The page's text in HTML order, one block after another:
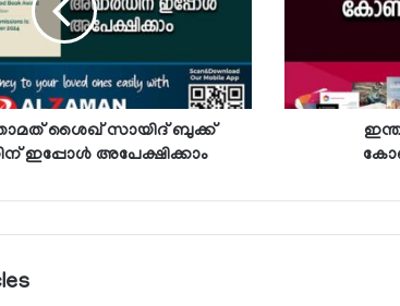
ശൈഖ് സായിദ് ബുക്ക്
ഇപ്പോള്‍ അപേക്ഷിക്കാം